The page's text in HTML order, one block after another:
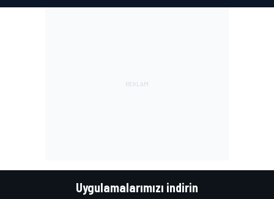
Uygulamalarımızı indirin